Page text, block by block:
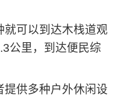
就可以到达木栈道观
公里，到达便民综
提供多种户外休闲设